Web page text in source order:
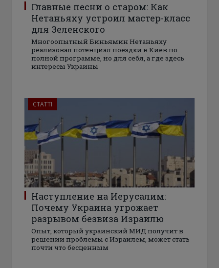
Главные песни о старом: Как
Нетаньяху устроил мастер-класс
для Зеленского
Многоопытный Биньямин Нетаньяху
реализовал потенциал поездки в Киев по
полной программе, но для себя, а где здесь
интересы Украины
СТАТТІ
Наступление на Иерусалим:
Почему Украина угрожает
разрывом безвиза Израилю
Опыт, который украинский МИД получит в
решении проблемы с Израилем, может стать
почти что бесценным